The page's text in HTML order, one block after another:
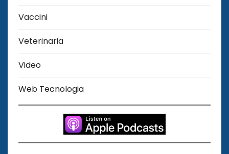
Vaccini
Veterinaria
Video
Web Tecnologia